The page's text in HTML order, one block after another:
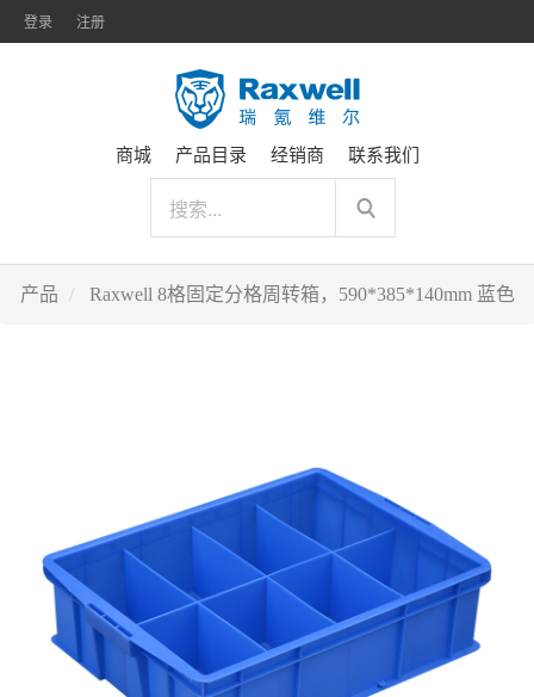
登录 注册
商城 产品目录 经销商 联系我们
产品 Raxwell 8格固定分格周转箱，590*385*140mm 蓝色